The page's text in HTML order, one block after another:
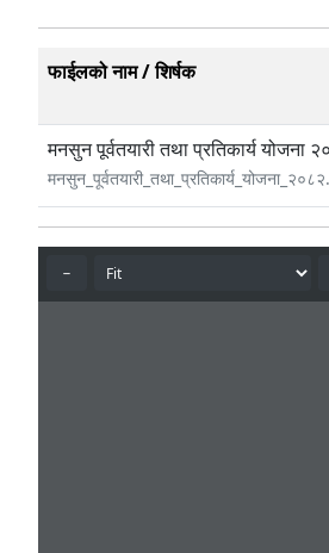
फाईलको नाम / शिर्षक
मनसुन पूर्वतयारी तथा प्रतिकार्य योजना